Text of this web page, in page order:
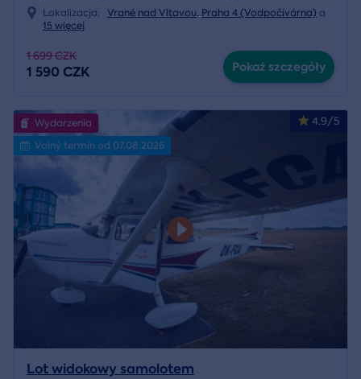
Lokalizacja: Vrané nad Vltavou, Praha 4 (Vodpočívárna) a
15 więcej
1 699 CZK
1 590 CZK Pokaż szczegóły
4.9/5
Wydarzenia
Volný termín od 07.08.2026
Lot widokowy samolotem